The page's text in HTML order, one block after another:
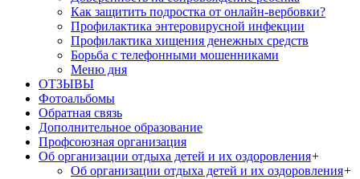
Как защитить подростка от онлайн-вербовки?
Профилактика энтеровирусной инфекции
Профилактика хищения денежных средств
Борьба с телефонными мошенниками
Меню дня
ОТЗЫВЫ
Фотоальбомы
Обратная связь
Дополнительное образование
Профсоюзная организация
Об организации отдыха детей и их оздоровления+
Об организации отдыха детей и их оздоровления+